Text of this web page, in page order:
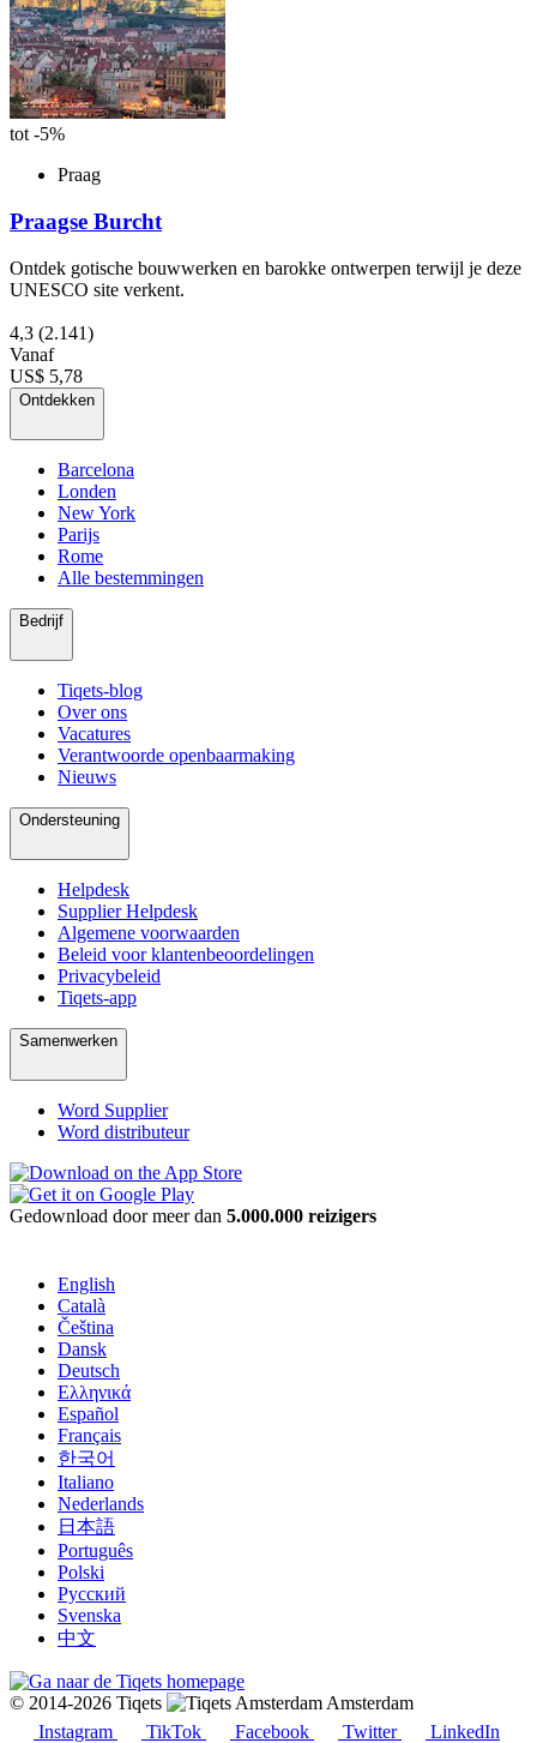
tot -5%
Praag
Praagse Burcht
Ontdek gotische bouwwerken en barokke ontwerpen terwijl je deze
UNESCO site verkent.
4,3 (2.141)
Vanaf
US$ 5,78
Ontdekken
Barcelona
Londen
New York
Parijs
Rome
Alle bestemmingen
Bedrijf
Tiqets-blog
Over ons
Vacatures
Verantwoorde openbaarmaking
Nieuws
Ondersteuning
Helpdesk
Supplier Helpdesk
Algemene voorwaarden
Beleid voor klantenbeoordelingen
Privacybeleid
Tiqets-app
Samenwerken
Word Supplier
Word distributeur
Gedownload door meer dan 5.000.000 reizigers
English
Català
Čeština
Dansk
Deutsch
Ελληνικά
Español
Français
한국어
Italiano
Nederlands
日本語
Português
Polski
Русский
Svenska
中文
© 2014-2026 Tiqets
Amsterdam
Instagram
TikTok Facebook Twitter LinkedIn